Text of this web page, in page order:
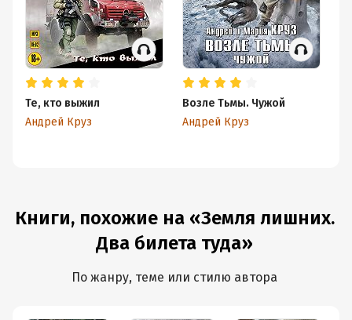
Те, кто выжил
Андрей Круз
Возле Тьмы. Чужой
Андрей Круз
Книги, похожие на «Земля лишних.
Два билета туда»
По жанру, теме или стилю автора